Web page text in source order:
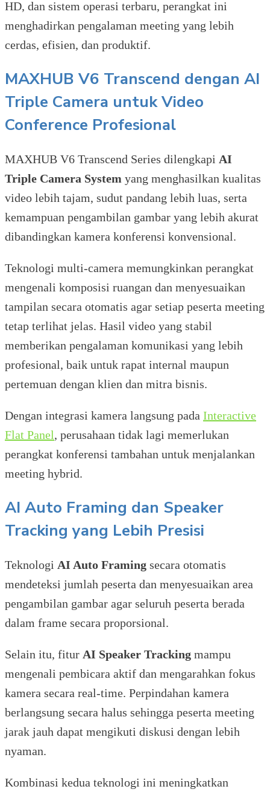
HD, dan sistem operasi terbaru, perangkat ini
menghadirkan pengalaman meeting yang lebih
cerdas, efisien, dan produktif.
MAXHUB V6 Transcend dengan AI
Triple Camera untuk Video
Conference Profesional
MAXHUB V6 Transcend Series dilengkapi AI
Triple Camera System yang menghasilkan kualitas
video lebih tajam, sudut pandang lebih luas, serta
kemampuan pengambilan gambar yang lebih akurat
dibandingkan kamera konferensi konvensional.
Teknologi multi-camera memungkinkan perangkat
mengenali komposisi ruangan dan menyesuaikan
tampilan secara otomatis agar setiap peserta meeting
tetap terlihat jelas. Hasil video yang stabil
memberikan pengalaman komunikasi yang lebih
profesional, baik untuk rapat internal maupun
pertemuan dengan klien dan mitra bisnis.
Dengan integrasi kamera langsung pada Interactive
Flat Panel, perusahaan tidak lagi memerlukan
perangkat konferensi tambahan untuk menjalankan
meeting hybrid.
AI Auto Framing dan Speaker
Tracking yang Lebih Presisi
Teknologi AI Auto Framing secara otomatis
mendeteksi jumlah peserta dan menyesuaikan area
pengambilan gambar agar seluruh peserta berada
dalam frame secara proporsional.
Selain itu, fitur AI Speaker Tracking mampu
mengenali pembicara aktif dan mengarahkan fokus
kamera secara real-time. Perpindahan kamera
berlangsung secara halus sehingga peserta meeting
jarak jauh dapat mengikuti diskusi dengan lebih
nyaman.
Kombinasi kedua teknologi ini meningkatkan